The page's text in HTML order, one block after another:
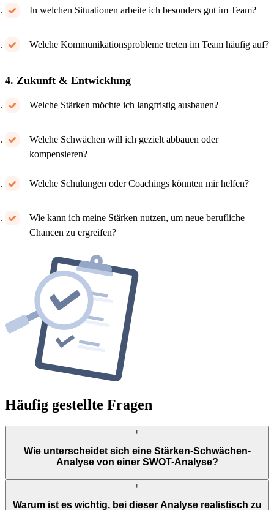
In welchen Situationen arbeite ich besonders gut im Team?
Welche Kommunikationsprobleme treten im Team häufig auf?
4. Zukunft & Entwicklung
Welche Stärken möchte ich langfristig ausbauen?
Welche Schwächen will ich gezielt abbauen oder
kompensieren?
Welche Schulungen oder Coachings könnten mir helfen?
Wie kann ich meine Stärken nutzen, um neue berufliche
Chancen zu ergreifen?
Häufig gestellte Fragen
+
Wie unterscheidet sich eine Stärken-Schwächen-
Analyse von einer SWOT-Analyse?
Die Stärken-Schwächen-Analyse fokussiert nur auf interne
Fähigkeiten, während die SWOT-Analyse zusätzlich Chancen und
+
Warum ist es wichtig, bei dieser Analyse realistisch zu